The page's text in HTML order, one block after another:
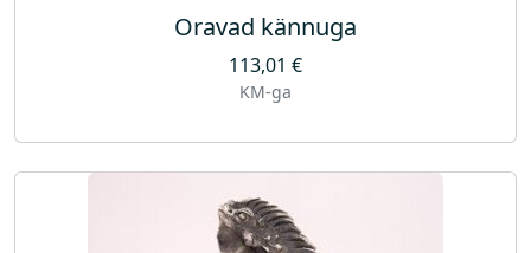
Oravad kännuga
113,01 €
KM-ga